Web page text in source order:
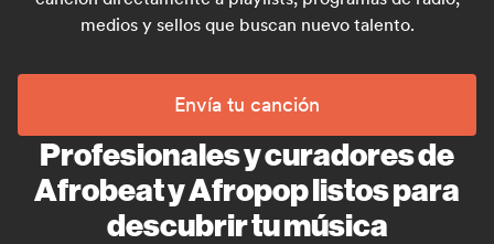
medios y sellos que buscan nuevo talento.
Envía tu canción
Profesionales y curadores de
Afrobeat y Afropop listos para
descubrir tu música